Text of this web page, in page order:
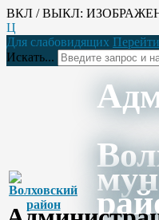
ВКЛ / ВЫКЛ:
Ц
Для слабовидящих
Искать...